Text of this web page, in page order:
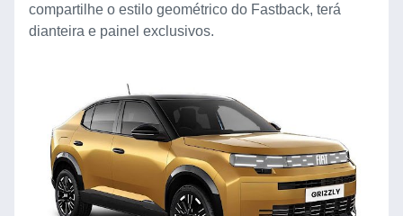
compartilhe o estilo geométrico do Fastback, terá
dianteira e painel exclusivos.